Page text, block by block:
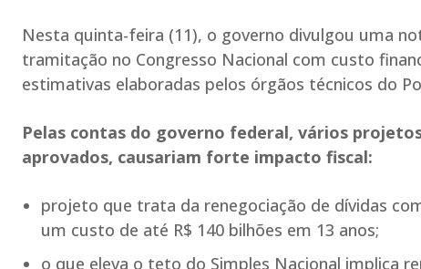
Nesta quinta-feira (11), o governo divulgou uma
tramitação no Congresso Nacional com custo
estimativas elaboradas pelos órgãos técnicos do
Pelas contas do governo federal, vários
aprovados, causariam forte impacto fiscal:
projeto que trata da renegociação de dívidas
um custo de até R$ 140 bilhões em 13 anos;
o que eleva o teto do Simples Nacional implica